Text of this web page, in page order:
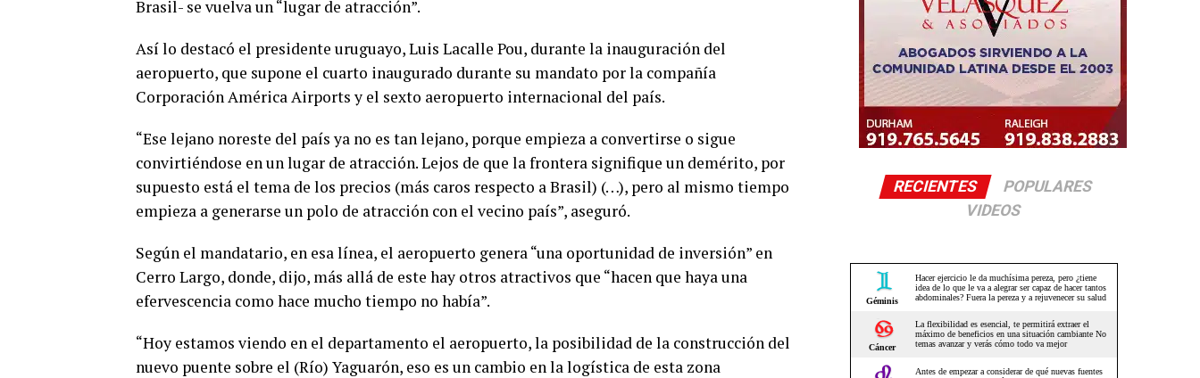
Brasil- se vuelva un “lugar de atracción”.
Así lo destacó el presidente uruguayo, Luis Lacalle Pou, durante la inauguración del
aeropuerto, que supone el cuarto inaugurado durante su mandato por la compañía
Corporación América Airports y el sexto aeropuerto internacional del país.
“Ese lejano noreste del país ya no es tan lejano, porque empieza a convertirse o sigue
convirtiéndose en un lugar de atracción. Lejos de que la frontera signifique un demérito, por
supuesto está el tema de los precios (más caros respecto a Brasil) (…), pero al mismo tiempo
empieza a generarse un polo de atracción con el vecino país”, aseguró.
Según el mandatario, en esa línea, el aeropuerto genera “una oportunidad de inversión” en
Cerro Largo, donde, dijo, más allá de este hay otros atractivos que “hacen que haya una
efervescencia como hace mucho tiempo no había”.
“Hoy estamos viendo en el departamento el aeropuerto, la posibilidad de la construcción del
nuevo puente sobre el (Río) Yaguarón, eso es un cambio en la logística de esta zona
RECIENTES
POPULARES
VIDEOS